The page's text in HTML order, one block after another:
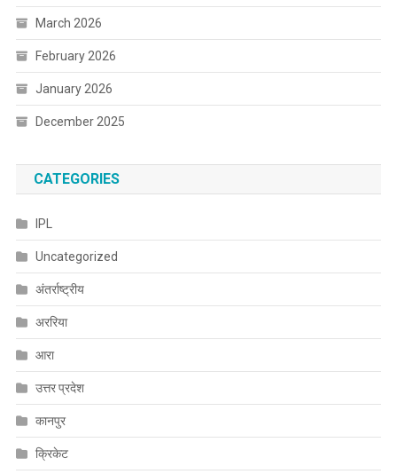
March 2026
February 2026
January 2026
December 2025
CATEGORIES
IPL
Uncategorized
अंतर्राष्ट्रीय
अररिया
आरा
उत्तर प्रदेश
कानपुर
क्रिकेट